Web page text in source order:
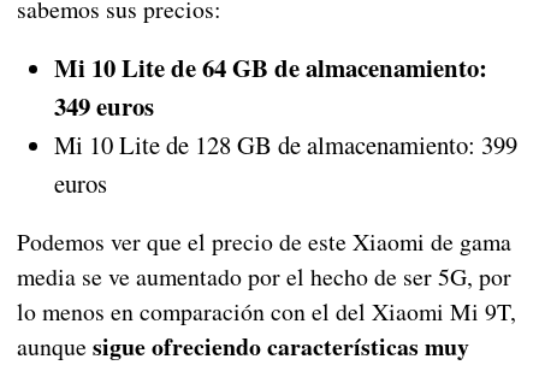
sabemos sus precios:
Mi 10 Lite de 64 GB de almacenamiento:
349 euros
Mi 10 Lite de 128 GB de almacenamiento: 399
euros
Podemos ver que el precio de este Xiaomi de gama
media se ve aumentado por el hecho de ser 5G, por
lo menos en comparación con el del Xiaomi Mi 9T,
aunque sigue ofreciendo características muy